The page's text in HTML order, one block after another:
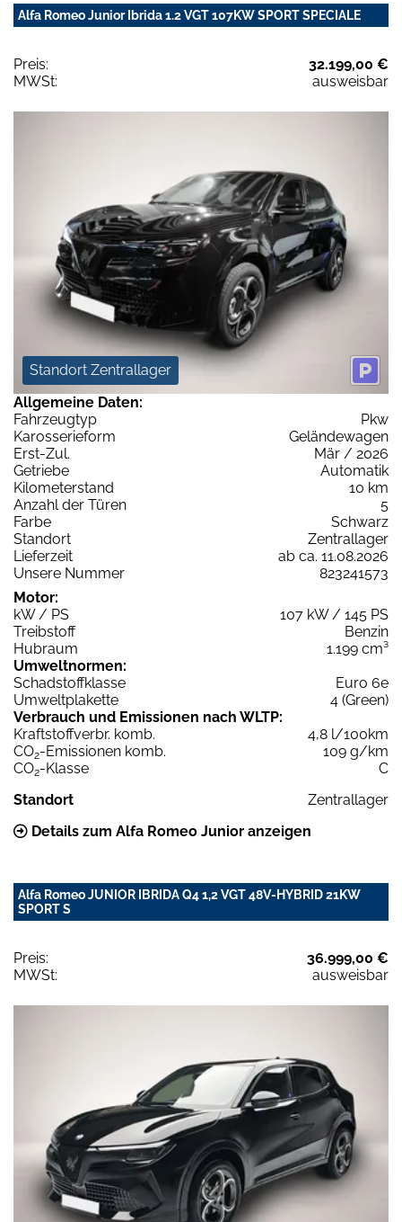
Alfa Romeo Junior Ibrida 1.2 VGT 107KW SPORT SPECIALE
Preis:
32.199,00 €
MWSt:
ausweisbar
Standort Zentrallager
Allgemeine Daten:
Fahrzeugtyp
Pkw
Karosserieform
Geländewagen
Erst-Zul.
Mär / 2026
Getriebe
Automatik
Kilometerstand
10 km
Anzahl der Türen
5
Farbe
Schwarz
Standort
Zentrallager
Lieferzeit
ab ca. 11.08.2026
Unsere Nummer
823241573
Motor:
kW / PS
107 kW / 145 PS
Treibstoff
Benzin
Hubraum
1.199 cm³
Umweltnormen:
Schadstoffklasse
Euro 6e
Umweltplakette
4 (Green)
Verbrauch und Emissionen nach WLTP:
Kraftstoffverbr. komb.
4,8 l/100km
CO2-Emissionen komb.
109 g/km
CO2-Klasse
C
Standort
Zentrallager
Details zum Alfa Romeo Junior anzeigen
Alfa Romeo JUNIOR IBRIDA Q4 1,2 VGT 48V-HYBRID 21KW
SPORT S
Preis:
36.999,00 €
MWSt:
ausweisbar